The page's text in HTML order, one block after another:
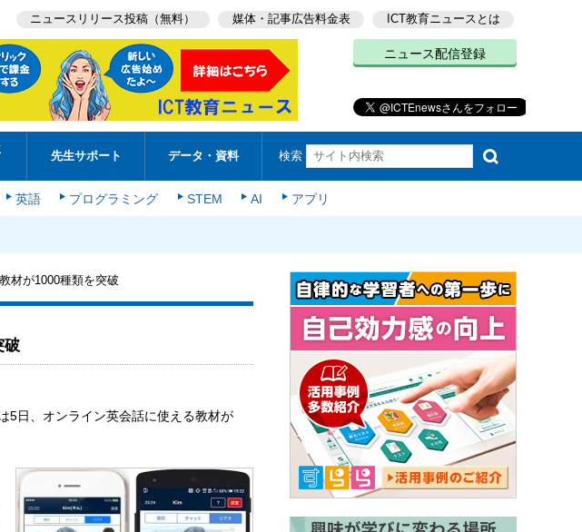
ニュースリリース投稿（無料） 媒体・記事広告料金表 ICT教育ニュースとは
ニュース配信登録
先生サポート データ・資料 検索
英語 プログラミング STEM AI アプリ
材が1000種類を突破
破
5日、オンライン英会話に使える教材が